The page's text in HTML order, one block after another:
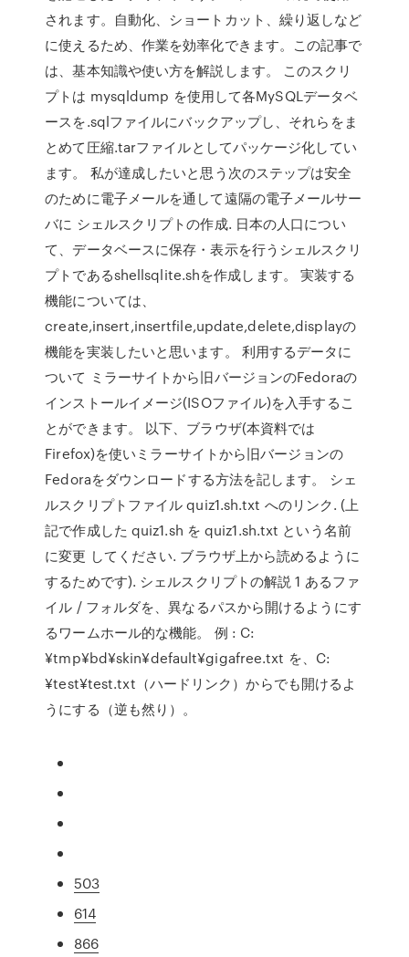
されます。自動化、ショートカット、繰り返しなど
に使えるため、作業を効率化できます。この記事で
は、基本知識や使い方を解説します。 このスクリ
プトは mysqldump を使用して各MySQLデータベ
ースを.sqlファイルにバックアップし、それらをま
とめて圧縮.tarファイルとしてパッケージ化してい
ます。 私が達成したいと思う次のステップは安全
のために電子メールを通して遠隔の電子メールサー
バに シェルスクリプトの作成. 日本の人口につい
て、データベースに保存・表示を行うシェルスクリ
プトであるshellsqlite.shを作成します。 実装する
機能については、
create,insert,insertfile,update,delete,displayの
機能を実装したいと思います。 利用するデータに
ついて ミラーサイトから旧バージョンのFedoraの
インストールイメージ(ISOファイル)を入手するこ
とができます。 以下、ブラウザ(本資料では
Firefox)を使いミラーサイトから旧バージョンの
Fedoraをダウンロードする方法を記します。 シェ
ルスクリプトファイル quiz1.sh.txt へのリンク. (上
記で作成した quiz1.sh を quiz1.sh.txt という名前
に変更 してください. ブラウザ上から読めるように
するためです). シェルスクリプトの解説 1 あるファ
イル / フォルダを、異なるパスから開けるようにす
るワームホール的な機能。 例 : C:
¥tmp¥bd¥skin¥default¥gigafree.txt を、C:
¥test¥test.txt（ハードリンク）からでも開けるよ
うにする（逆も然り）。
503
614
866